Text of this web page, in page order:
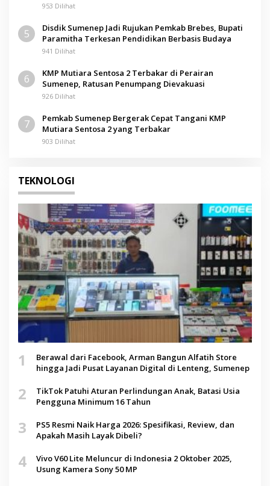
953 Dilihat
5
Disdik Sumenep Jadi Rujukan Pemkab Brebes, Bupati
Paramitha Terkesan Pendidikan Berbasis Budaya
941 Dilihat
6
KMP Mutiara Sentosa 2 Terbakar di Perairan
Sumenep, Ratusan Penumpang Dievakuasi
926 Dilihat
7
Pemkab Sumenep Bergerak Cepat Tangani KMP
Mutiara Sentosa 2 yang Terbakar
903 Dilihat
TEKNOLOGI
1
Berawal dari Facebook, Arman Bangun Alfatih Store
hingga Jadi Pusat Layanan Digital di Lenteng, Sumenep
2
TikTok Patuhi Aturan Perlindungan Anak, Batasi Usia
Pengguna Minimum 16 Tahun
3
PS5 Resmi Naik Harga 2026: Spesifikasi, Review, dan
Apakah Masih Layak Dibeli?
4
Vivo V60 Lite Meluncur di Indonesia 2 Oktober 2025,
Usung Kamera Sony 50 MP